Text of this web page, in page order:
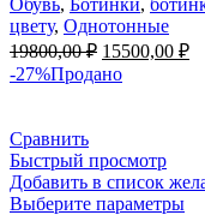
цвету, Однотонные
19800,00₽
цена
составляла
15500,00 ₽
-27%Продано
Сравнить
Быстрый просмотр
Добавить в список
Выберите параметры